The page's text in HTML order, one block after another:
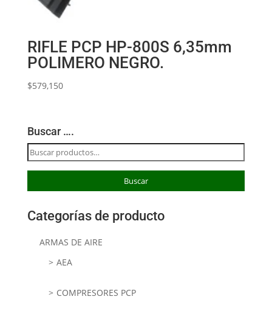
RIFLE PCP HP-800S 6,35mm
POLIMERO NEGRO.
$579,150
Buscar ….
Buscar
por:
Buscar
Categorías de producto
ARMAS DE AIRE
AEA
COMPRESORES PCP